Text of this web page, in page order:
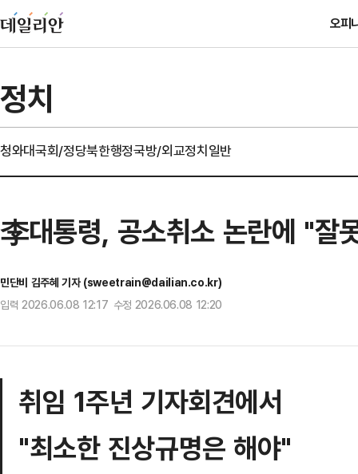
오피
정치
청와대국회/정당북한행정국방/외교정치일반
李대통령, 공소취소 논란에 "잘
민단비 김주혜 기자 (sweetrain@dailian.co.kr)
입력 2026.06.08 12:17 수정 2026.06.08 12:20
취임 1주년 기자회견에서
"최소한 진상규명은 해야"